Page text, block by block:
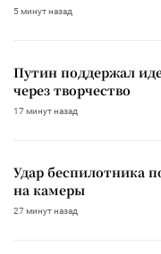
5 минут назад
Путин поддержал
через творчество
17 минут назад
Удар беспилотника
на камеры
27 минут назад